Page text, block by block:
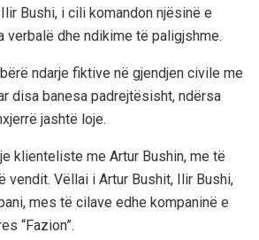
Bushi, i cili komandon njësinë e
verbalë dhe ndikime të paligjshme.
ndarje fiktive në gjendjen civile me
disa banesa padrejtësisht, ndërsa
jashtë loje.
klienteliste me Artur Bushin, me të
vendit. Vëllai i Artur Bushit, Ilir Bushi,
mes të cilave edhe kompaninë e
“Fazion”.